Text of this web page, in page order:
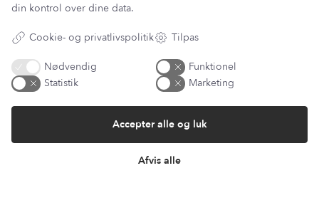
din kontrol over dine data.
Cookie- og privatlivspolitik Tilpas
Nødvendig
Funktionel
Statistik
Marketing
Afvis alle
Accepter alle og luk